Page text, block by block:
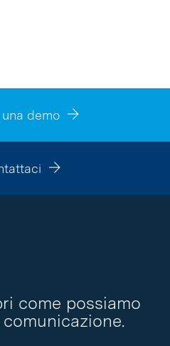
demo
come possiamo